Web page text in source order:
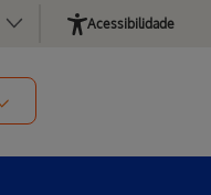
Acessibilidade